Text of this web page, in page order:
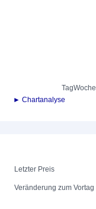
TagWoche
► Chartanalyse
Letzter Preis
Veränderung zum Vortag